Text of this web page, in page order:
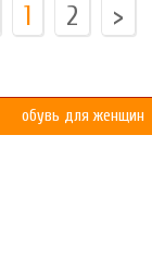
1 2 >
обувь для женщин